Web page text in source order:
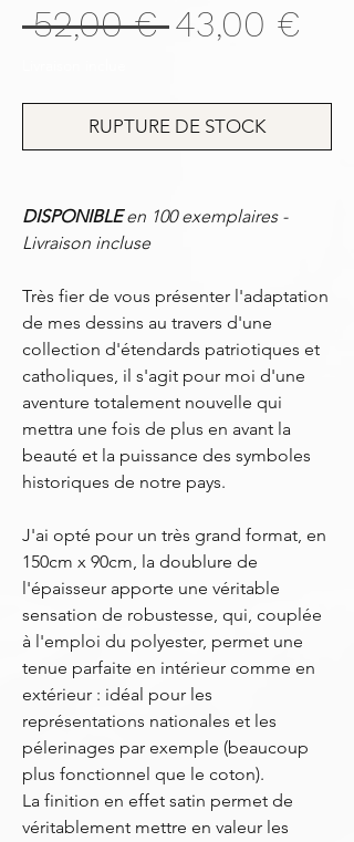
52,00 € Prix
43,00 €
RUPTURE DE STOCK
DISPONIBLEen 100 exemplaires -
Livraison incluse
Très fier de vous présenter l'adaptation
de mes dessins au travers d'une
collection d'étendards patriotiques et
catholiques, il s'agit pour moi d'une
aventure totalement nouvelle qui
mettra une fois de plus en avant la
beauté et la puissance des symboles
historiques de notre pays.
J'ai opté pour un très grand format, en
150cm x 90cm, la doublure de
l'épaisseur apporte une véritable
sensation de robustesse, qui, couplée
à l'emploi du polyester, permet une
tenue parfaite en intérieur comme en
extérieur : idéal pour les
représentations nationales et les
pélerinages par exemple (beaucoup
plus fonctionnel que le coton).
La finition en effet satin permet de
véritablement mettre en valeur les